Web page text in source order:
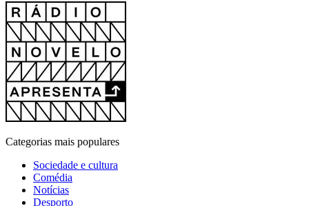
Categorias mais populares
Sociedade e cultura
Comédia
Notícias
Desporto